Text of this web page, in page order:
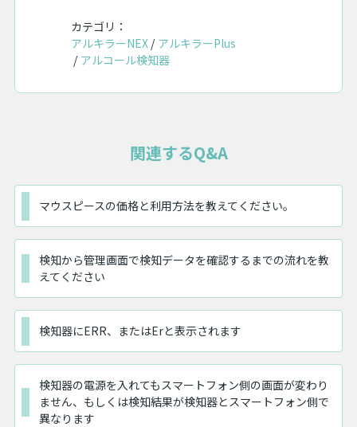
カテゴリ：
アルキラーNEX
アルキラーPlus
アルコール検知器
関連するQ&A
マウスピースの価格と利用方法を教えてください。
検知から管理画面で検知データを確認するまでの流れを教
えてください
検知器にERR、またはErと表示されます
検知器の電源を入れてもスマートフォン側の画面が変わり
ません、もしくは検知結果が検知器とスマートフォン側で
異なります